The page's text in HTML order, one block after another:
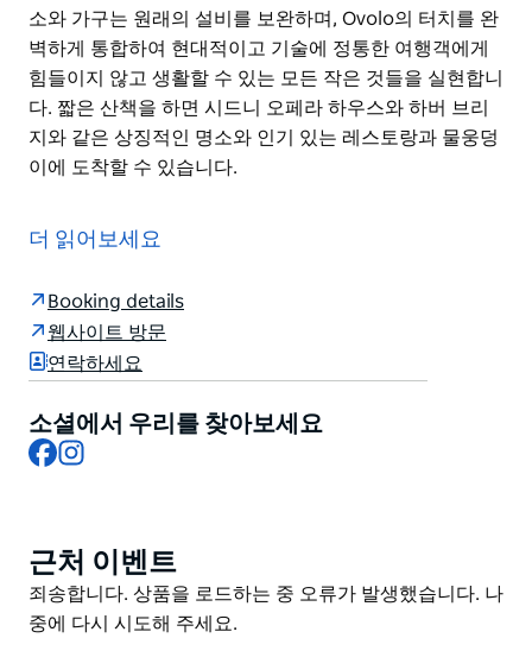
소와 가구는 원래의 설비를 보완하며, Ovolo의 터치를 완
벽하게 통합하여 현대적이고 기술에 정통한 여행객에게
힘들이지 않고 생활할 수 있는 모든 작은 것들을 실현합니
다. 짧은 산책을 하면 시드니 오페라 하우스와 하버 브리
지와 같은 상징적인 명소와 인기 있는 레스토랑과 물웅덩
이에 도착할 수 있습니다.
은 그림 같은 시드니 항구 위에 위치하고 있습니다.
역사와 현대적인 사치의 중간 지점입니다. 현대적인 디자
인 요소와 가구는 원래의 설비를 보완하며, Ovolo의 터치
를 완벽하게 통합하여 현대적이고 기술에 정통한 여행객
에게 힘들이지 않고 생활할 수 있는 모든 작은 것들을 실
현합니다.
짧은 산책을 하면 시드니 오페라 하우스와 하버 브리지와
더 읽어보세요
Booking details
웹사이트 방문
연락하세요
소셜에서 우리를 찾아보세요
Facebook
Product
List
근처 이벤트
Product
List
죄송합니다. 상품을 로드하는 중 오류가 발생했습니다. 나
중에 다시 시도해 주세요.